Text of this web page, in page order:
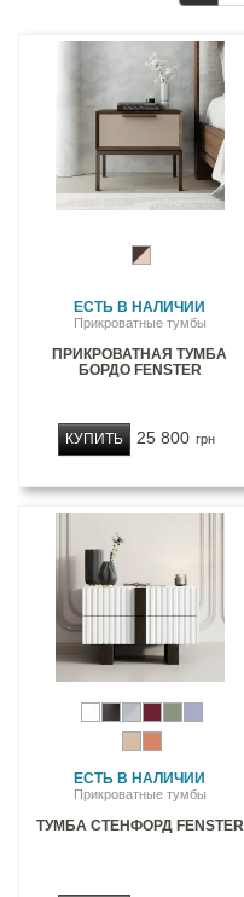
ЕСТЬ В НАЛИЧИИ
Прикроватные тумбы
ПРИКРОВАТНАЯ ТУМБА
БОРДО FENSTER
25 800 грн
КУПИТЬ
ЕСТЬ В НАЛИЧИИ
Прикроватные тумбы
ТУМБА СТЕНФОРД FENSTER